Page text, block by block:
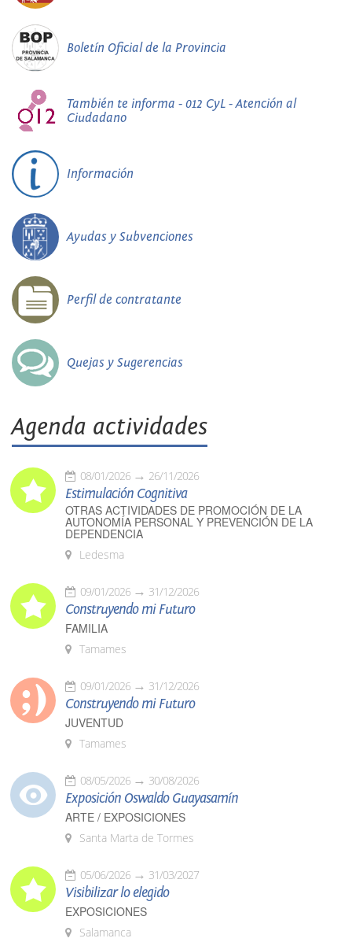
Boletín Oficial de la Provincia
También te informa - 012 CyL - Atención al
Ciudadano
Información
Ayudas y Subvenciones
Perfil de contratante
Quejas y Sugerencias
Agenda actividades
08/01/2026 26/11/2026
Estimulación Cognitiva
OTRAS ACTIVIDADES DE PROMOCIÓN DE LA
AUTONOMÍA PERSONAL Y PREVENCIÓN DE LA
DEPENDENCIA
Ledesma
09/01/2026 31/12/2026
Construyendo mi Futuro
FAMILIA
Tamames
09/01/2026 31/12/2026
Construyendo mi Futuro
JUVENTUD
Tamames
08/05/2026 30/08/2026
Exposición Oswaldo Guayasamín
ARTE / EXPOSICIONES
Santa Marta de Tormes
05/06/2026 31/03/2027
Visibilizar lo elegido
EXPOSICIONES
Salamanca